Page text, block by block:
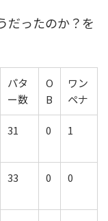
だったのか？を
パタ
ー数
O
B
ワン
ペナ
31 0 1
33 0 0